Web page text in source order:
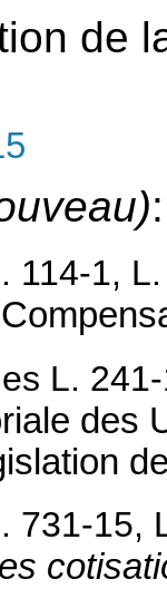
de
114-1,
L.
des
731-15,